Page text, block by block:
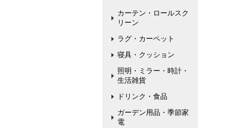
カーテン・ロールスク
リーン
ラグ・カーペット
寝具・クッション
照明・ミラー・時計・
生活雑貨
ドリンク・食品
ガーデン用品・季節家
電